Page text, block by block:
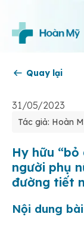
Quay lại
31/05/2023
Tác giả: Hoàn
Hy hữu “bỏ
người phụ
đường tiết
Nội dung